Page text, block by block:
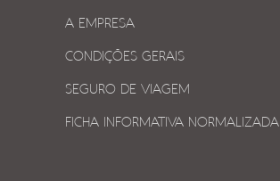
A EMPRESA
CONDIÇÕES GERAIS
SEGURO DE VIAGEM
FICHA INFORMATIVA NORMALIZADA